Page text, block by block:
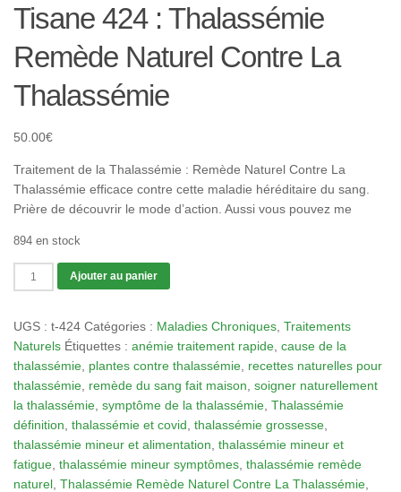
Tisane 424 : Thalassémie
Remède Naturel Contre La
Thalassémie
50.00€
Traitement de la Thalassémie : Remède Naturel Contre La
Thalassémie efficace contre cette maladie héréditaire du sang.
Prière de découvrir le mode d’action. Aussi vous pouvez me
894 en stock
quantité
de
424
:
Thalassémie
Remède
Naturel
Contre
La
Thalassémie
Ajouter au panier
UGS : t-424 Catégories : Maladies Chroniques Traitements
Naturels Étiquettes : anémie traitement rapide cause de la
thalassémie plantes contre thalassémie recettes naturelles pour
thalassémie remède du sang fait maison soigner naturellement
la thalassémie symptôme de la thalassémie Thalassémie
définition thalassémie et covid thalassémie grossesse
thalassémie mineur et alimentation thalassémie mineur et
fatigue thalassémie mineur symptômes thalassémie remède
naturel Thalassémie Remède Naturel Contre La Thalassémie